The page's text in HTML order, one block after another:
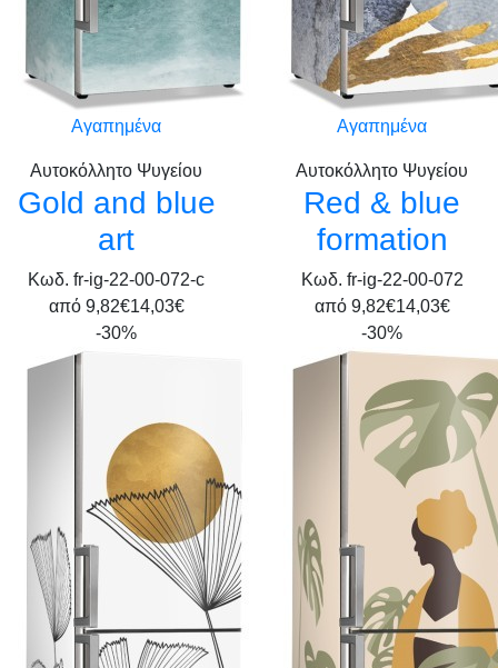
Αγαπημένα
Αυτοκόλλητο Ψυγείου
Gold and blue
art
Κωδ. fr-ig-22-00-072-c
από 9,82€14,03€
Αγαπημένα
Αυτοκόλλητο Ψυγείου
Red & blue
formation
Κωδ. fr-ig-22-00-072
από 9,82€14,03€
-30%
-30%